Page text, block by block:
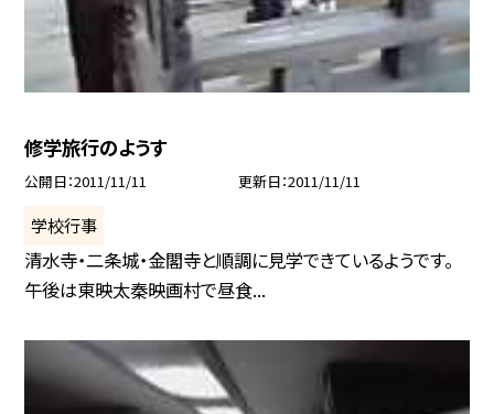
修学旅行のようす
公開日 2011/11/11 更新日 2011/11/11
学校行事
清水寺・二条城・金閣寺と順調に見学できているようです。
午後は東映太秦映画村で昼食...